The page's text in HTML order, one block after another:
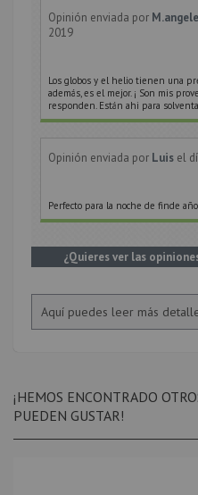
Opinión enviada por
2019
Los globos y el helio tienen una
además, es el mejor. ¡ Son mis
responden. Están ahi para
Opinión enviada por Luis el
Perfecto para la noche de finde año
¿Quieres ver las
Aquí puedes leer más
¡HEMOS ENCONTRADO
PUEDEN GUSTAR!